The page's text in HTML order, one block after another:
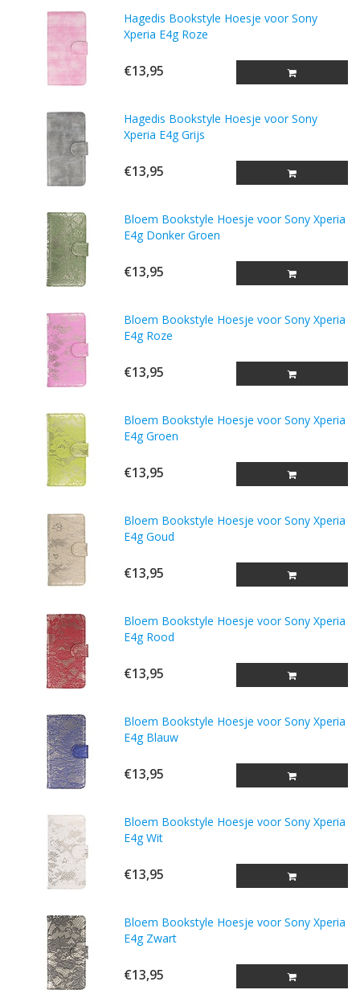
Hagedis Bookstyle Hoesje voor Sony
Xperia E4g Roze
€13,95
Hagedis Bookstyle Hoesje voor Sony
Xperia E4g Grijs
€13,95
Bloem Bookstyle Hoesje voor Sony Xperia
E4g Donker Groen
€13,95
Bloem Bookstyle Hoesje voor Sony Xperia
E4g Roze
€13,95
Bloem Bookstyle Hoesje voor Sony Xperia
E4g Groen
€13,95
Bloem Bookstyle Hoesje voor Sony Xperia
E4g Goud
€13,95
Bloem Bookstyle Hoesje voor Sony Xperia
E4g Rood
€13,95
Bloem Bookstyle Hoesje voor Sony Xperia
E4g Blauw
€13,95
Bloem Bookstyle Hoesje voor Sony Xperia
E4g Wit
€13,95
Bloem Bookstyle Hoesje voor Sony Xperia
E4g Zwart
€13,95